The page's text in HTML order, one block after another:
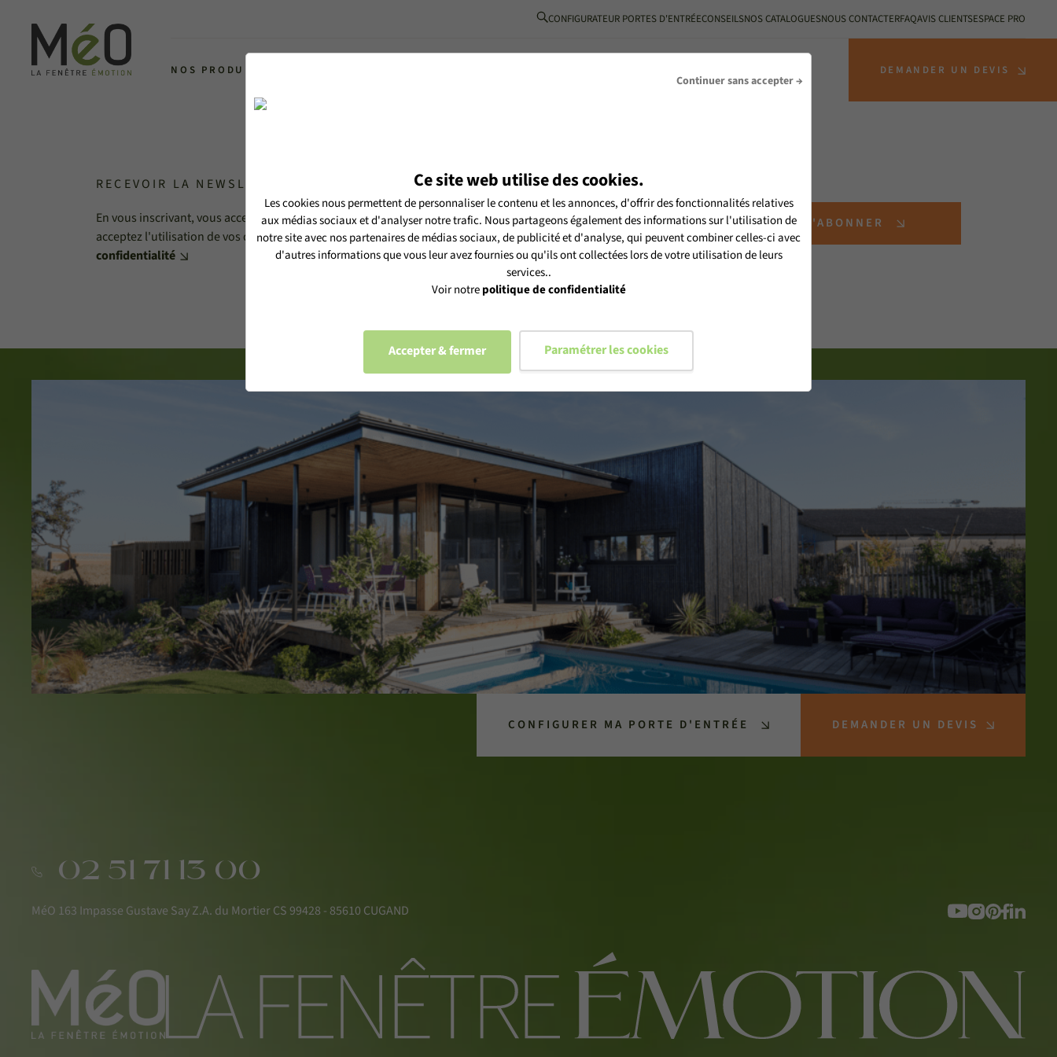
Continuer sans accepter →
Ce site web utilise des cookies.
Les cookies nous permettent de personnaliser le contenu et les annonces, d'offrir des fonctionnalités relatives
aux médias sociaux et d'analyser notre trafic. Nous partageons également des informations sur l'utilisation de
notre site avec nos partenaires de médias sociaux, de publicité et d'analyse, qui peuvent combiner celles-ci avec
d'autres informations que vous leur avez fournies ou qu'ils ont collectées lors de votre utilisation de leurs
services..
Voir notrepolitique de confidentialité
Accepter & fermer Paramétrer les cookies
CONFIGURATEUR PORTES D'ENTRÉECONSEILSNOS CATALOGUESNOUS CONTACTERFAQAVIS CLIENTSESPACE PRO
NOS PRODUITS DEMANDER UN DEVIS
RECEVOIR LA NEWSLETTER MéO
En vous inscrivant, vous acceptez de recevoir notre newsletter MéO et vous
acceptez l'utilisation de vos données personnelles selon notrepolitique de
confidentialité
S'ABONNER
CONFIGURER MA PORTE D'ENTRÉE DEMANDER UN DEVIS
02 51 71 13 00
MéO 163 Impasse Gustave Say Z.A. du Mortier CS 99428 - 85610 CUGAND